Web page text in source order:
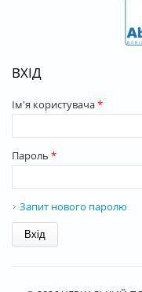
ВХІД
Ім'я користувача*
Пароль *
Запит нового паролю